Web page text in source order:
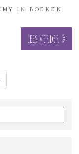
IN BOEKEN
Lees verder »